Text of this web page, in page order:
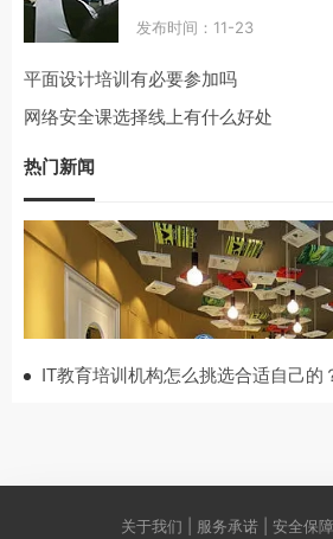
发布时间：11-23
平面设计培训有必要参加吗
网络安全课选择线上有什么好处
热门新闻
IT教育培训机构怎么挑选合适自己的
关于我们 | 服务承诺 | 安全保